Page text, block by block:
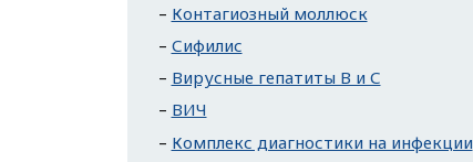
Контагиозный моллюск
Сифилис
Вирусные гепатиты В и С
ВИЧ
Комплекс диагностики на инфекции